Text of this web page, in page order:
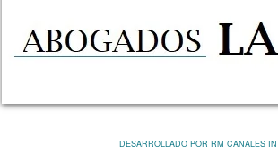
DESARROLLADO POR RM CANALES